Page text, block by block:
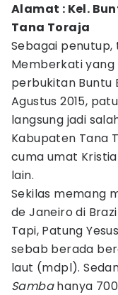
Alamat : Kel.
Tana Toraja
Sebagai penutup,
Memberkati
perbukitan Buntu
Agustus 2015,
langsung jadi
Kabupaten Tana
cuma umat
lain.
Sekilas memang
de Janeiro di
Tapi, Patung
sebab berada
laut (mdpl).
Sambahanya